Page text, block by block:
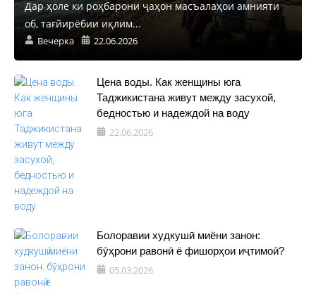
Дар ҳоле ки роҳбарони ҷаҳон масъалаҳои амнияти
об, тағйирёбии иқлим...
Вечерка 22.06.2026
Цена воды. Как женщины юга
Таджикистана живут между засухой,
бедностью и надеждой на воду
22.06.2026
Болоравии худкушӣ миёни занон:
бӯҳрони равонӣ ё фишорҳои иҷтимоӣ?
05.03.2026